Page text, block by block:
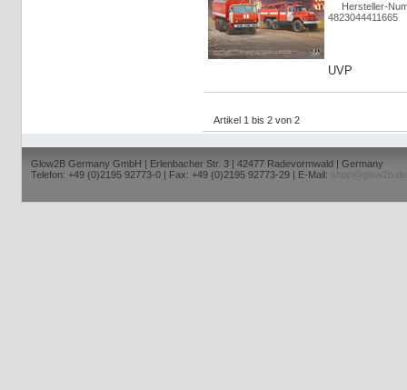
Hersteller-
4823044411665
UVP
Artikel 1 bis 2 von 2
Glow2B Germany GmbH | Erlenbacher Str. 3 | 42477 Radevormwald | Germany
Telefon: +49 (0)2195 92773-0 | Fax: +49 (0)2195 92773-29 | E-Mail:
shop@glow2b.de